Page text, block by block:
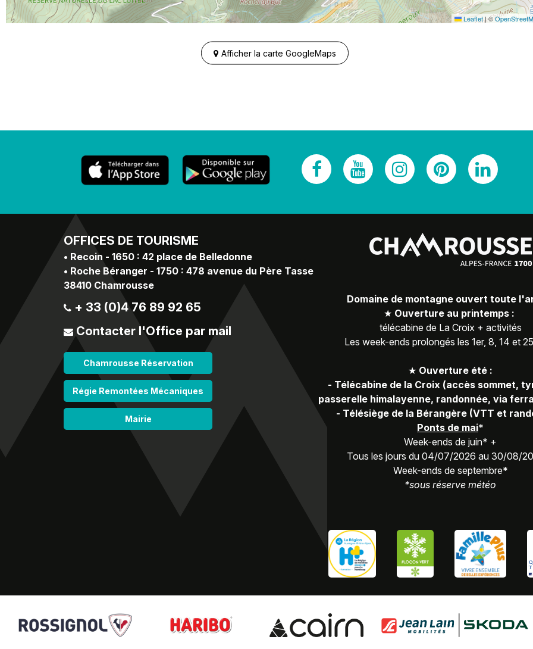
Leaflet |©
Afficher la carte GoogleMaps
OFFICES DE TOURISME
• Recoin - 1650 : 42 place de Belledonne
• Roche Béranger - 1750 : 478 avenue du Père Tasse
38410 Chamrousse
+ 33 (0)4 76 89 92 65
Contacter l'Office par mail
Chamrousse Réservation
Régie Remontées Mécaniques
Mairie
Domaine de montagne ouvert toute
★ Ouverture au printemps :
télécabine de La Croix + activités
Les week-ends prolongés les 1er, 8, 14 et
★ Ouverture été :
- Télécabine de la Croix (accès sommet,
passerelle himalayenne, randonnée, via
- Télésiège de la Bérangère (VTT et
Ponts de mai*
Week-ends de juin* +
Tous les jours du 04/07/2026 au 30/08/
Week-ends de septembre*
*sous réserve météo